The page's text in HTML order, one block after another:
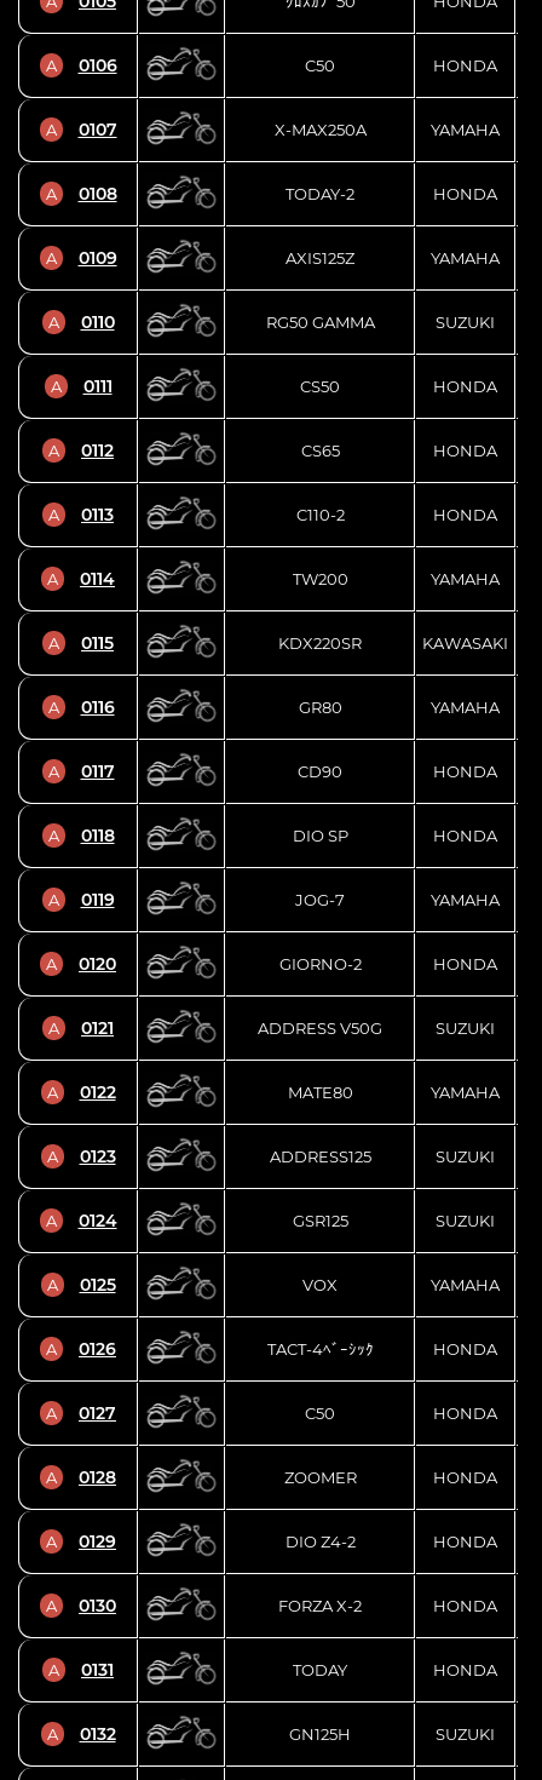
A 0106 C50 HONDA
A 0107 X-MAX250A YAMAHA
A 0108 TODAY-2 HONDA
A 0109 AXIS125Z YAMAHA
A 0110 RG50 GAMMA SUZUKI
A 0111 CS50 HONDA
A 0112 CS65 HONDA
A 0113 C110-2 HONDA
A 0114 TW200 YAMAHA
A 0115 KDX220SR KAWASAKI
A 0116 GR80 YAMAHA
A 0117 CD90 HONDA
A 0118 DIO SP HONDA
A 0119 JOG-7 YAMAHA
A 0120 GIORNO-2 HONDA
A 0121 ADDRESS V50G SUZUKI
A 0122 MATE80 YAMAHA
A 0123 ADDRESS125 SUZUKI
A 0124 GSR125 SUZUKI
A 0125 VOX YAMAHA
A 0126 TACT-4ﾍﾞｰｼｯｸ HONDA
A 0127 C50 HONDA
A 0128 ZOOMER HONDA
A 0129 DIO Z4-2 HONDA
A 0130 FORZA X-2 HONDA
A 0131 TODAY HONDA
A 0132 GN125H SUZUKI